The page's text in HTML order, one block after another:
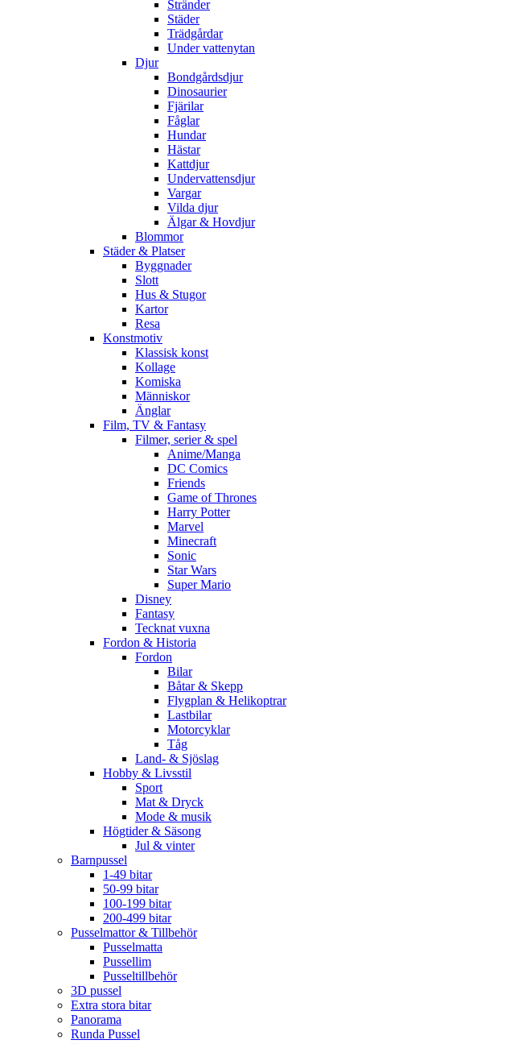
Stränder
Städer
Trädgårdar
Under vattenytan
Djur
Bondgårdsdjur
Dinosaurier
Fjärilar
Fåglar
Hundar
Hästar
Kattdjur
Undervattensdjur
Vargar
Vilda djur
Älgar & Hovdjur
Blommor
Städer & Platser
Byggnader
Slott
Hus & Stugor
Kartor
Resa
Konstmotiv
Klassisk konst
Kollage
Komiska
Människor
Änglar
Film, TV & Fantasy
Filmer, serier & spel
Anime/Manga
DC Comics
Friends
Game of Thrones
Harry Potter
Marvel
Minecraft
Sonic
Star Wars
Super Mario
Disney
Fantasy
Tecknat vuxna
Fordon & Historia
Fordon
Bilar
Båtar & Skepp
Flygplan & Helikoptrar
Lastbilar
Motorcyklar
Tåg
Land- & Sjöslag
Hobby & Livsstil
Sport
Mat & Dryck
Mode & musik
Högtider & Säsong
Jul & vinter
Barnpussel
1-49 bitar
50-99 bitar
100-199 bitar
200-499 bitar
Pusselmattor & Tillbehör
Pusselmatta
Pussellim
Pusseltillbehör
3D pussel
Extra stora bitar
Panorama
Runda Pussel